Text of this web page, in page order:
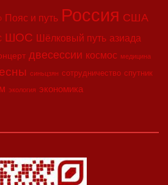
Пояс и путь Россия США
ШОС Шёлковый путь азиада
двесессии космос медицина
синьцзян сотрудничество спутник
экология экономика